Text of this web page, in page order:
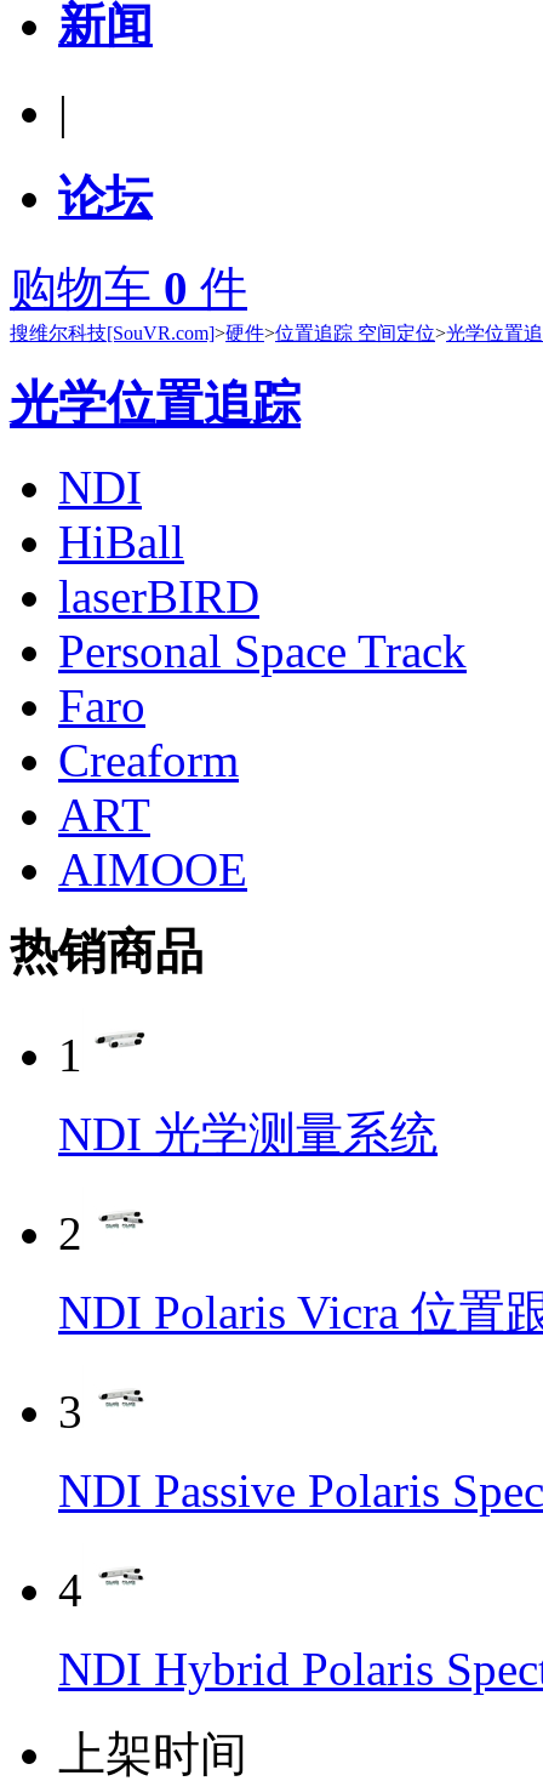
新闻
|
论坛
购物车 0 件
搜维尔科技[SouVR.com]>硬件>位置追踪 空间定位>光学位置
光学位置追踪
NDI
HiBall
laserBIRD
Personal Space Track
Faro
Creaform
ART
AIMOOE
热销商品
1
NDI 光学测量系统
2
NDI Polaris Vicra 位置
3
NDI Passive Polaris
4
NDI Hybrid Polaris
上架时间